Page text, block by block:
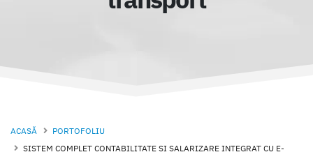
ACASĂ
PORTOFOLIU
SISTEM COMPLET CONTABILITATE SI SALARIZARE INTEGRAT CU E-